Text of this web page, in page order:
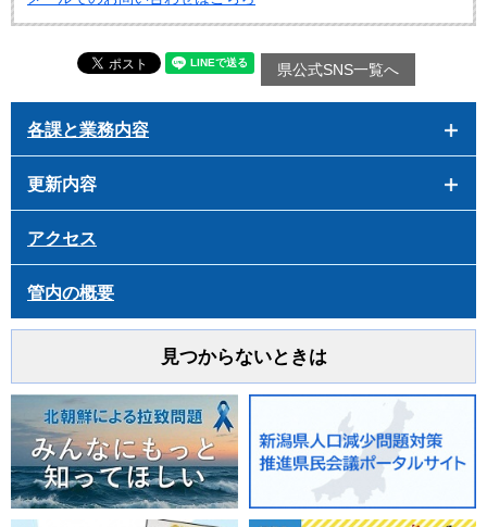
県公式SNS一覧へ
各課と業務内容
更新内容
アクセス
管内の概要
見つからないときは